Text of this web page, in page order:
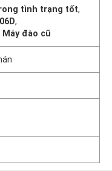
tình trạng tốt,
,
đào cũ